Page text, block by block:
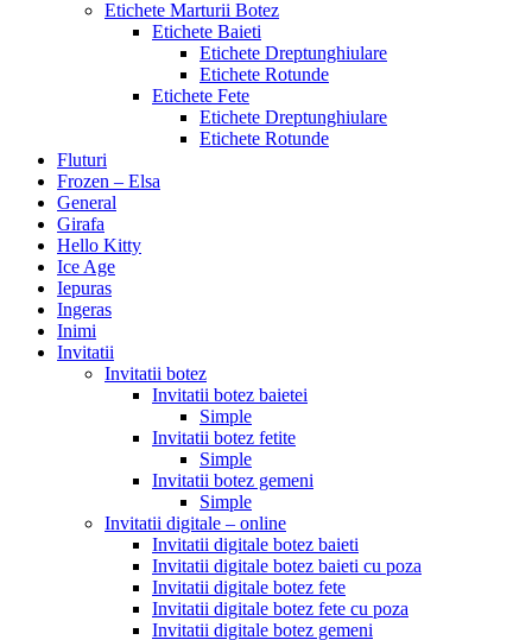
Etichete Marturii Botez
Etichete Baieti
Etichete Dreptunghiulare
Etichete Rotunde
Etichete Fete
Etichete Dreptunghiulare
Etichete Rotunde
Fluturi
Frozen – Elsa
General
Girafa
Hello Kitty
Ice Age
Iepuras
Ingeras
Inimi
Invitatii
Invitatii botez
Invitatii botez baietei
Simple
Invitatii botez fetite
Simple
Invitatii botez gemeni
Simple
Invitatii digitale – online
Invitatii digitale botez baieti
Invitatii digitale botez baieti cu poza
Invitatii digitale botez fete
Invitatii digitale botez fete cu poza
Invitatii digitale botez gemeni